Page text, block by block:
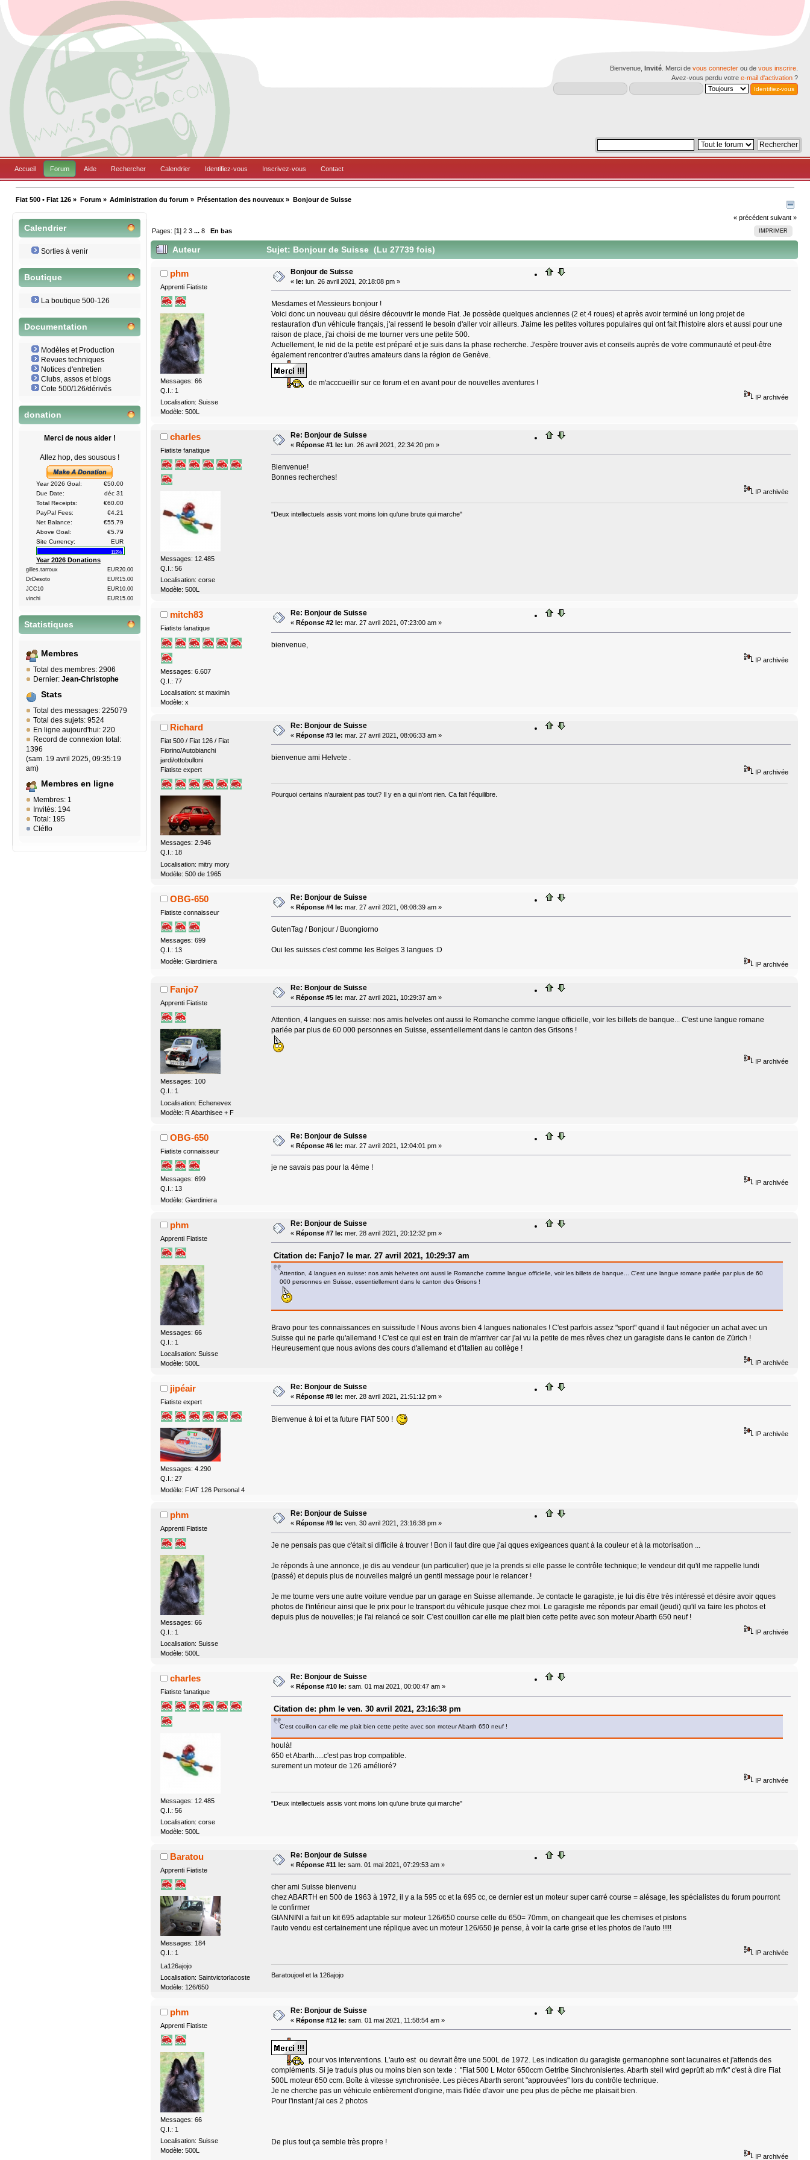
Bienvenue, Invité . Merci de vous connecter ou de vous inscrire
Avez-vous perdu votre e-mail d'activation ?
Accueil Forum Aide Rechercher Calendrier Identifiez-vous Inscrivez-vous Contact
Fiat 500 • Fiat 126 » Forum» Administration du forum» Présentation des nouveaux » Bonjour de Suisse
Calendrier
Sorties à venir
Boutique
La boutique 500-126
Documentation
Modèles et Production
Revues techniques
Notices d'entretien
Clubs, assos et blogs
Cote 500/126/dérivés
donation
Merci de nous aider !
Allez hop, des sousous !
Year 2026 Goal:
€50.00
Due Date:
déc 31
Total Receipts:
€60.00
PayPal Fees:
€4.21
Net Balance:
€55.79
Above Goal:
€5.79
Site Currency:
EUR
112%
Year 2026 Donations
gilles.tarroux
EUR20.00
DrDesoto
EUR15.00
JCC10
EUR10.00
vinchi
EUR15.00
Statistiques
Membres
Total des membres: 2906
Dernier: Jean-Christophe
Stats
Total des messages: 225079
Total des sujets: 9524
En ligne aujourd'hui: 220
Record de connexion total:
1396
(sam. 19 avril 2025, 09:35:19
am)
Membres en ligne
Membres: 1
Invités: 194
Total: 195
Cléflo
« précédent suivant »
IMPRIMER
Pages: [1]2 3 ...8 En bas
Auteur Sujet: Bonjour de Suisse (Lu 27739 fois)
phm
Apprenti Fiatiste
Messages: 66
Q.I.: 1
Localisation: Suisse
Modèle: 500L
Bonjour de Suisse
« le: lun. 26 avril 2021, 20:18:08 pm »
Mesdames et Messieurs bonjour !
Voici donc un nouveau qui désire découvrir le monde Fiat. Je possède quelques anciennes (2 et 4 roues) et après avoir terminé un long projet de
restauration d'un véhicule français, j'ai ressenti le besoin d'aller voir ailleurs. J'aime les petites voitures populaires qui ont fait l'histoire alors et aussi pour une
raison de place, j'ai choisi de me tourner vers une petite 500.
Actuellement, le nid de la petite est préparé et je suis dans la phase recherche. J'espère trouver avis et conseils auprès de votre communauté et peut-être
également rencontrer d'autres amateurs dans la région de Genève.
de m'acccueillir sur ce forum et en avant pour de nouvelles aventures !
IP archivée
charles
Fiatiste fanatique
Messages: 12.485
Q.I.: 56
Localisation: corse
Modèle: 500L
Re: Bonjour de Suisse
« Réponse #1 le: lun. 26 avril 2021, 22:34:20 pm »
Bienvenue!
Bonnes recherches!
IP archivée
"Deux intellectuels assis vont moins loin qu'une brute qui marche"
mitch83
Fiatiste fanatique
Messages: 6.607
Q.I.: 77
Localisation: st maximin
Modèle: x
Re: Bonjour de Suisse
« Réponse #2 le: mar. 27 avril 2021, 07:23:00 am »
bienvenue,
IP archivée
Richard
Fiat 500 / Fiat 126 / Fiat
Fiorino/Autobianchi
jardi/ottobulloni
Fiatiste expert
Messages: 2.946
Q.I.: 18
Localisation: mitry mory
Modèle: 500 de 1965
Re: Bonjour de Suisse
« Réponse #3 le: mar. 27 avril 2021, 08:06:33 am »
bienvenue ami Helvete .
IP archivée
Pourquoi certains n'auraient pas tout? Il y en a qui n'ont rien. Ca fait l'équilibre.
OBG-650
Fiatiste connaisseur
Messages: 699
Q.I.: 13
Modèle: Giardiniera
Re: Bonjour de Suisse
« Réponse #4 le: mar. 27 avril 2021, 08:08:39 am »
GutenTag / Bonjour / Buongiorno
Oui les suisses c'est comme les Belges 3 langues :D
IP archivée
Fanjo7
Apprenti Fiatiste
Messages: 100
Q.I.: 1
Localisation: Echenevex
Modèle: R Abarthisee + F
Re: Bonjour de Suisse
« Réponse #5 le: mar. 27 avril 2021, 10:29:37 am »
Attention, 4 langues en suisse: nos amis helvetes ont aussi le Romanche comme langue officielle, voir les billets de banque... C'est une langue romane
parlée par plus de 60 000 personnes en Suisse, essentiellement dans le canton des Grisons !
IP archivée
OBG-650
Fiatiste connaisseur
Messages: 699
Q.I.: 13
Modèle: Giardiniera
Re: Bonjour de Suisse
« Réponse #6 le: mar. 27 avril 2021, 12:04:01 pm »
je ne savais pas pour la 4ème !
IP archivée
phm
Apprenti Fiatiste
Messages: 66
Q.I.: 1
Localisation: Suisse
Modèle: 500L
Re: Bonjour de Suisse
« Réponse #7 le: mer. 28 avril 2021, 20:12:32 pm »
Citation de: Fanjo7 le mar. 27 avril 2021, 10:29:37 am
Attention, 4 langues en suisse: nos amis helvetes ont aussi le Romanche comme langue officielle, voir les billets de banque... C'est une langue romane parlée par plus de 60
000 personnes en Suisse, essentiellement dans le canton des Grisons !
Bravo pour tes connaissances en suissitude ! Nous avons bien 4 langues nationales ! C'est parfois assez "sport" quand il faut négocier un achat avec un
Suisse qui ne parle qu'allemand ! C'est ce qui est en train de m'arriver car j'ai vu la petite de mes rêves chez un garagiste dans le canton de Zürich !
Heureusement que nous avions des cours d'allemand et d'italien au collège !
IP archivée
jipéair
Fiatiste expert
Messages: 4.290
Q.I.: 27
Modèle: FIAT 126 Personal 4
Re: Bonjour de Suisse
« Réponse #8 le: mer. 28 avril 2021, 21:51:12 pm »
Bienvenue à toi et ta future FIAT 500 !
IP archivée
phm
Apprenti Fiatiste
Messages: 66
Q.I.: 1
Localisation: Suisse
Modèle: 500L
Re: Bonjour de Suisse
« Réponse #9 le: ven. 30 avril 2021, 23:16:38 pm »
Je ne pensais pas que c'était si difficile à trouver ! Bon il faut dire que j'ai qques exigeances quant à la couleur et à la motorisation ...
Je réponds à une annonce, je dis au vendeur (un particulier) que je la prends si elle passe le contrôle technique; le vendeur dit qu'il me rappelle lundi
(passé) et depuis plus de nouvelles malgré un gentil message pour le relancer !
Je me tourne vers une autre voiture vendue par un garage en Suisse allemande. Je contacte le garagiste, je lui dis être très intéressé et désire avoir qques
photos de l'intérieur ainsi que le prix pour le transport du véhicule jusque chez moi. Le garagiste me réponds par email (jeudi) qu'il va faire les photos et
depuis plus de nouvelles; je l'ai relancé ce soir. C'est couillon car elle me plait bien cette petite avec son moteur Abarth 650 neuf !
IP archivée
charles
Fiatiste fanatique
Messages: 12.485
Q.I.: 56
Localisation: corse
Modèle: 500L
Re: Bonjour de Suisse
« Réponse #10 le: sam. 01 mai 2021, 00:00:47 am »
Citation de: phm le ven. 30 avril 2021, 23:16:38 pm
C'est couillon car elle me plait bien cette petite avec son moteur Abarth 650 neuf !
houlà!
650 et Abarth.....c'est pas trop compatible.
surement un moteur de 126 amélioré?
IP archivée
"Deux intellectuels assis vont moins loin qu'une brute qui marche"
Baratou
Apprenti Fiatiste
Messages: 184
Q.I.: 1
La126ajojo
Localisation: Saintvictorlacoste
Modèle: 126/650
Re: Bonjour de Suisse
« Réponse #11 le: sam. 01 mai 2021, 07:29:53 am »
cher ami Suisse bienvenu
chez ABARTH en 500 de 1963 à 1972, il y a la 595 cc et la 695 cc, ce dernier est un moteur super carré course = alésage, les spécialistes du forum pourront
le confirmer
GIANNINI a fait un kit 695 adaptable sur moteur 126/650 course celle du 650= 70mm, on changeait que les chemises et pistons
l'auto vendu est certainement une réplique avec un moteur 126/650 je pense, à voir la carte grise et les photos de l'auto !!!!!
IP archivée
Baratoujoel et la 126ajojo
phm
Apprenti Fiatiste
Messages: 66
Q.I.: 1
Localisation: Suisse
Modèle: 500L
Re: Bonjour de Suisse
« Réponse #12 le: sam. 01 mai 2021, 11:58:54 am »
pour vos interventions. L'auto est ou devrait être une 500L de 1972. Les indication du garagiste germanophne sont lacunaires et j'attends des
compléments. Si je traduis plus ou moins bien son texte : "Fiat 500 L Motor 650ccm Getribe Sinchronisiertes. Abarth steil wird geprüft ab mfk" c'est à dire Fiat
500L moteur 650 ccm. Boîte à vitesse synchronisée. Les pièces Abarth seront "approuvées" lors du contrôle technique.
Je ne cherche pas un véhicule entièrement d'origine, mais l'idée d'avoir une peu plus de pêche me plaisait bien.
Pour l'instant j'ai ces 2 photos
De plus tout ça semble très propre !
IP archivée